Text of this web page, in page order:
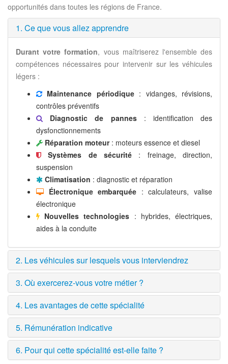
opportunités dans toutes les régions de France.
1. Ce que vous allez apprendre
Durant votre formation, vous maîtriserez l'ensemble des
compétences nécessaires pour intervenir sur les véhicules
légers :
Maintenance périodique: vidanges, révisions,
contrôles préventifs
Diagnostic de pannes: identification des
dysfonctionnements
Réparation moteur: moteurs essence et diesel
Systèmes de sécurité : freinage, direction,
suspension
Climatisation : diagnostic et réparation
Électronique embarquée : calculateurs, valise
électronique
Nouvelles technologies : hybrides, électriques,
aides à la conduite
2. Les véhicules sur lesquels vous interviendrez
3. Où exercerez-vous votre métier ?
4. Les avantages de cette spécialité
5. Rémunération indicative
6. Pour qui cette spécialité est-elle faite ?